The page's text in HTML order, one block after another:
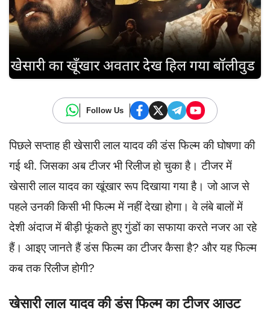
Follow Us
पिछले सप्ताह ही खेसारी लाल यादव की डंस फिल्म की घोषणा की
गई थी. जिसका अब टीजर भी रिलीज हो चुका है। टीजर में
खेसारी लाल यादव का खूंखार रूप दिखाया गया है। जो आज से
पहले उनकी किसी भी फिल्म में नहीं देखा होगा। वे लंबे बालों में
देशी अंदाज में बीड़ी फूंकते हुए गुंडों का सफाया करते नजर आ रहे
हैं। आइए जानते हैं डंस फिल्म का टीजर कैसा है? और यह फिल्म
कब तक रिलीज होगी?
खेसारी लाल यादव की डंस फिल्म का टीजर आउट